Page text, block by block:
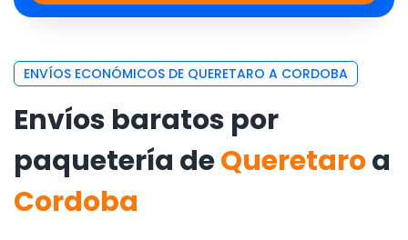
ENVÍOS ECONÓMICOS DE QUERETARO A CORDOBA
Envíos baratos por
paquetería deQueretaroa
Cordoba